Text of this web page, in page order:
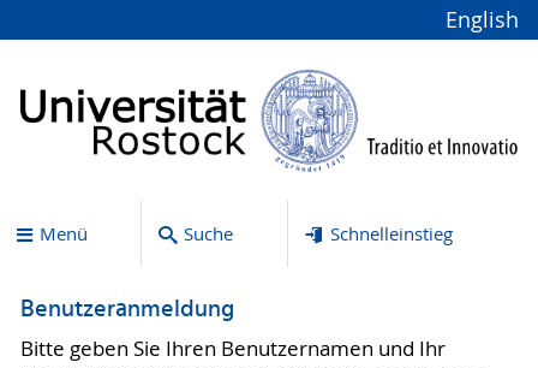
English
Menü Suche Schnelleinstieg
Benutzeranmeldung
Bitte geben Sie Ihren Benutzernamen und Ihr